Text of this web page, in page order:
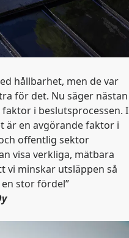
hållbarhet, men de var
för det. Nu säger nästan
i beslutsprocessen. I
är en avgörande faktor i
offentlig sektor
visa verkliga, mätbara
vi minskar utsläppen så
stor fördel”